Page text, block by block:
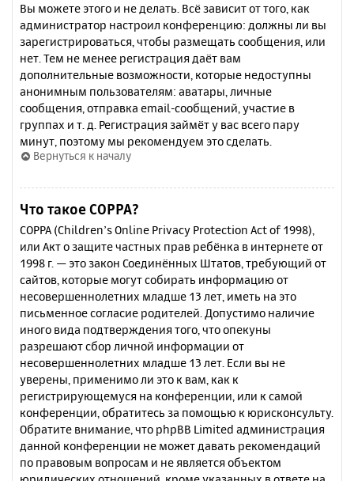
Вы можете этого и не делать. Всё зависит от того, как
администратор настроил конференцию: должны ли вы
зарегистрироваться, чтобы размещать сообщения, или
нет. Тем не менее регистрация даёт вам
дополнительные возможности, которые недоступны
анонимным пользователям: аватары, личные
сообщения, отправка email-сообщений, участие в
группах и т. д. Регистрация займёт у вас всего пару
минут, поэтому мы рекомендуем это сделать.
Вернуться к началу
Что такое COPPA?
COPPA (Children’s Online Privacy Protection Act of 1998),
или Акт о защите частных прав ребёнка в интернете от
1998 г. — это закон Соединённых Штатов, требующий от
сайтов, которые могут собирать информацию от
несовершеннолетних младше 13 лет, иметь на это
письменное согласие родителей. Допустимо наличие
иного вида подтверждения того, что опекуны
разрешают сбор личной информации от
несовершеннолетних младше 13 лет. Если вы не
уверены, применимо ли это к вам, как к
регистрирующемуся на конференции, или к самой
конференции, обратитесь за помощью к юрисконсульту.
Обратите внимание, что phpBB Limited администрация
данной конференции не может давать рекомендаций
по правовым вопросам и не является объектом